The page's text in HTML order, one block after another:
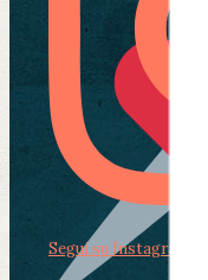
Segui su Instagram